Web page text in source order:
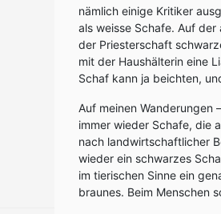
nämlich einige Kritiker
als weisse Schafe. Auf
der Priesterschaft
mit der Haushälterin eine
Schaf kann ja beichten,
Auf meinen Wanderungen
immer wieder Schafe, die
nach landwirtschaftlicher
wieder ein schwarzes
im tierischen Sinne ein
braunes. Beim Menschen